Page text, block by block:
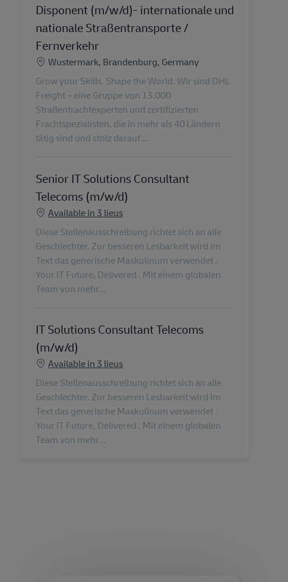
Disponent (m/w/d)- internationale und
nationale Straßentransporte /
Fernverkehr
LieuWustermark, Brandenburg, Germany
Grow your Skills. Shape the World. Wir sind DHL
Freight – eine Gruppe von 13.000
Straßenfrachtexperten und zertifizierten
Frachtspezialisten, die in mehr als 40 Ländern
tätig sind und stolz darauf ...
Senior IT Solutions Consultant
Telecoms (m/w/d)
Available in 3 lieus
Diese Stellenausschreibung richtet sich an alle
Geschlechter. Zur besseren Lesbarkeit wird im
Text das generische Maskulinum verwendet .
Your IT Future, Delivered . Mit einem globalen
Team von mehr...
IT Solutions Consultant Telecoms
(m/w/d)
Available in 3 lieus
Diese Stellenausschreibung richtet sich an alle
Geschlechter. Zur besseren Lesbarkeit wird im
Text das generische Maskulinum verwendet .
Your IT Future, Delivered . Mit einem globalen
Team von mehr...